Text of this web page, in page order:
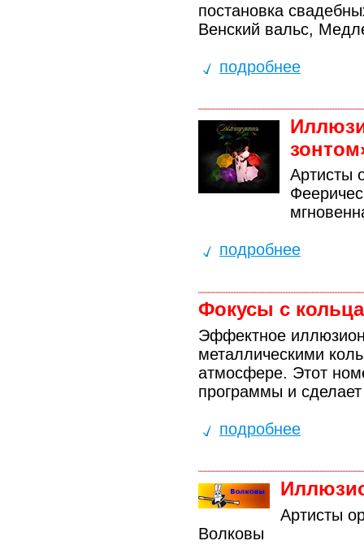
постановка
Венский вальс,
подробнее
Артисты
подробнее
Фокусы с
Эффектное
металлическими
атмосфере. Этот
программы и
подробнее
Артисты
Волковы